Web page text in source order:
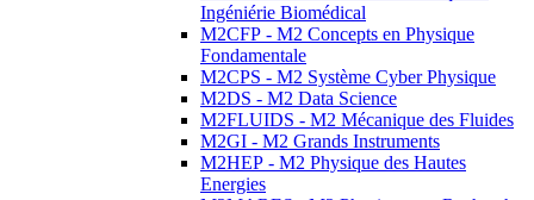
Ingéniérie Biomédical
M2CFP - M2 Concepts en Physique
Fondamentale
M2CPS - M2 Système Cyber Physique
M2DS - M2 Data Science
M2FLUIDS - M2 Mécanique des Fluides
M2GI - M2 Grands Instruments
M2HEP - M2 Physique des Hautes
Energies